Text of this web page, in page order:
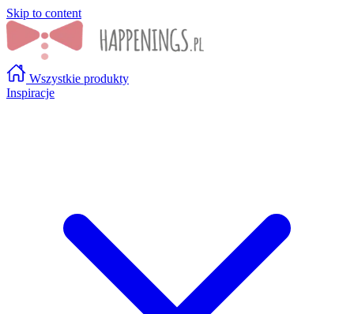
Skip to content
Wszystkie produkty
Inspiracje